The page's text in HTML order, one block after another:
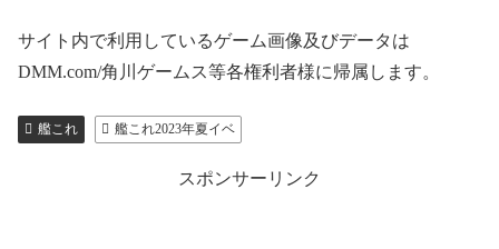
サイト内で利用しているゲーム画像及びデータは
DMM.com/角川ゲームス等各権利者様に帰属します。
艦これ 艦これ2023年夏イベ
スポンサーリンク